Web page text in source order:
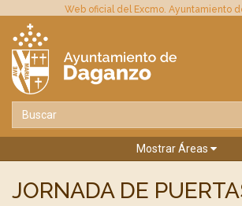
Web oficial del Excmo. Ayuntamiento
Mostrar Áreas
JORNADA DE